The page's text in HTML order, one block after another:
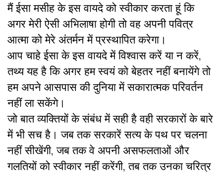
मैं ईसा मसीह के इस वायदे को स्वीकार करता हूं कि
अगर मेरी ऐसी अभिलाषा होगी तो वह अपनी पवित्र
आत्मा को मेरे अंतर्मन में प्रस्थापित करेगा।
आप चाहे ईसा के इस वायदे में विश्वास करें या न करें,
तथ्य यह है कि अगर हम स्वयं को बेहतर नहीं बनायेंगे तो
हम अपने आसपास की दुनिया में सकारात्मक परिवर्तन
नहीं ला सकेंगे।
जो बात व्यक्तियों के संबंध में सही है वही सरकारों के बारे
में भी सच है। जब तक सरकारें सत्य के पथ पर चलना
नहीं सीखेंगी, जब तक वे अपनी असफलताओं और
गलतियों को स्वीकार नहीं करेंगी, तब तक उनका चरित्र